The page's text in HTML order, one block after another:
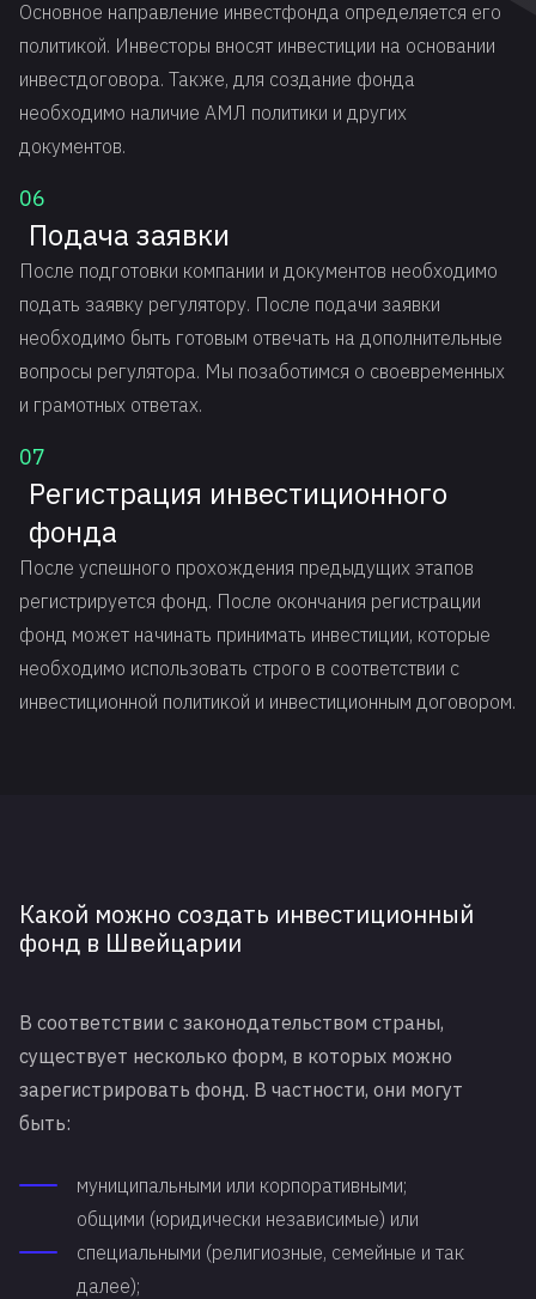
Основное направление инвестфонда определяется его
политикой. Инвесторы вносят инвестиции на основании
инвестдоговора. Также, для создание фонда
необходимо наличие АМЛ политики и других
документов.
06
Подача заявки
После подготовки компании и документов необходимо
подать заявку регулятору. После подачи заявки
необходимо быть готовым отвечать на дополнительные
вопросы регулятора. Мы позаботимся о своевременных
и грамотных ответах.
07
Регистрация инвестиционного
фонда
После успешного прохождения предыдущих этапов
регистрируется фонд. После окончания регистрации
фонд может начинать принимать инвестиции, которые
необходимо использовать строго в соответствии с
инвестиционной политикой и инвестиционным договором.
Какой можно создать инвестиционный
фонд в Швейцарии
В соответствии с законодательством страны,
существует несколько форм, в которых можно
зарегистрировать фонд. В частности, они могут
быть:
муниципальными или корпоративными;
общими (юридически независимые) или
специальными (религиозные, семейные и так
далее);